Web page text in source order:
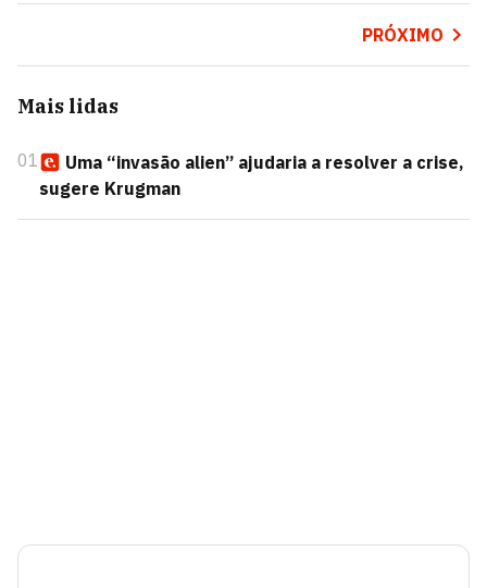
PRÓXIMO
Mais lidas
01
Uma “invasão alien” ajudaria a resolver a crise,
sugere Krugman